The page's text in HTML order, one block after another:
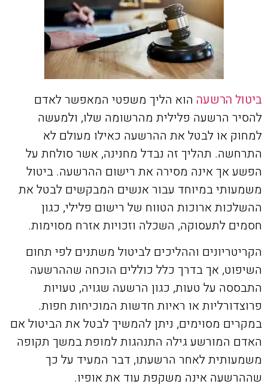
ביטול הרשעה הוא הליך משפטי המאפשר לאדם
להסיר הרשעה פלילית מהרשומה שלו, ולמעשה
למחוק או לבטל את ההרשעה כאילו מעולם לא
התרחשה. תהליך זה נבדל מחנינה, אשר סולחת על
הפשע אך אינה מסירה את רישום ההרשעה. ביטול
משמעותי במיוחד עבור אנשים המבקשים לבטל את
ההשלכות ארוכות הטווח של רישום פלילי, כגון
חסמים לתעסוקה, השכלה וזכויות אזרח מסוימות.
הקריטריונים וההליכים לביטול משתנים לפי תחום
השיפוט, אך בדרך כלל כוללים הוכחה שההרשעה
התבססה על טעות, כגון הרשעה שגויה, טעויות
פרוצדורליות או ראיות חדשות המוכיחות חפות.
במקרים מסוימים, ניתן להמשיך לבטל את הביטול אם
האדם המורשע גילה התנהגות למופת במשך תקופה
משמעותית לאחר הרשעתו, דבר המעיד על כך
שההרשעה אינה משקפת עוד את אופיו.